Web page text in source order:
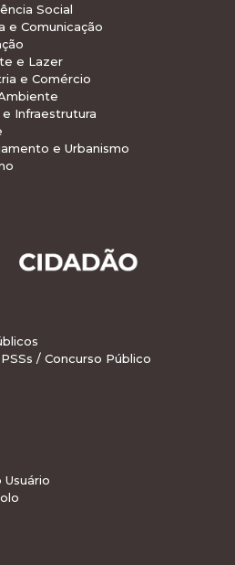
Social
e Comunicação
e Lazer
e Comércio
e Infraestrutura
e Urbanismo
/ Concurso Público
Usuário